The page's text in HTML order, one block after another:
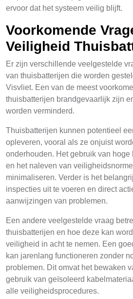
ervoor dat het systeem veilig blijft.
Voorkomende
Veiligheid
Er zijn verschillende veelgestelde
van thuisbatterijen die worden
Visvliet. Een van de meest
thuisbatterijen brandgevaarlijk zijn
worden verminderd.
Thuisbatterijen kunnen potentieel
opleveren, vooral als ze onjuist
onderhouden. Het gebruik van
en het naleven van
minimaliseren. Verder is het
inspecties uit te voeren en direct
aanwijzingen van problemen.
Een andere veelgestelde vraag
thuisbatterijen en hoe deze kan
veiligheid in acht te nemen. Een
kan jarenlang functioneren zonder
problemen. Dit omvat het bewaken
gebruik van geïsoleerd
alle veiligheidsprocedures.